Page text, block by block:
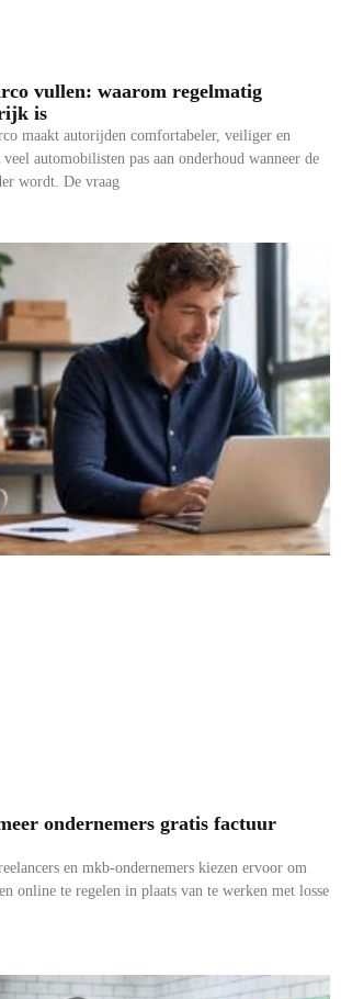
vullen: waarom regelmatig
is
maakt autorijden comfortabeler, veiliger en
automobilisten pas aan onderhoud wanneer de
wordt. De vraag
ondernemers gratis factuur
en mkb-ondernemers kiezen ervoor om
online te regelen in plaats van te werken met losse